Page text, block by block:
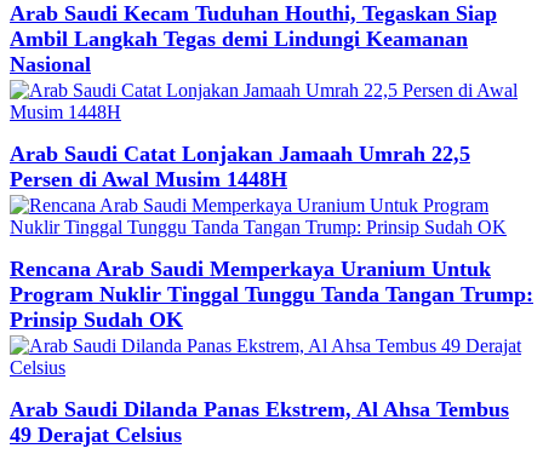
Arab Saudi Kecam Tuduhan Houthi, Tegaskan Siap
Ambil Langkah Tegas demi Lindungi Keamanan
Nasional
Arab Saudi Catat Lonjakan Jamaah Umrah 22,5
Persen di Awal Musim 1448H
Rencana Arab Saudi Memperkaya Uranium Untuk
Program Nuklir Tinggal Tunggu Tanda Tangan Trump:
Prinsip Sudah OK
Arab Saudi Dilanda Panas Ekstrem, Al Ahsa Tembus
49 Derajat Celsius